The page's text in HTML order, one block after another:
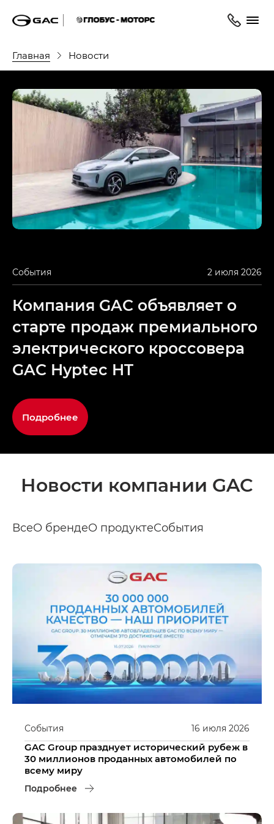
Главная Новости
События 2 июля 2026
Компания GAC объявляет о
старте продаж премиального
электрического кроссовера
GAC Hyptec HT
Подробнее
Новости компании GAC
ВсеО брендеО продуктеСобытия
16 июля 2026
События
GAC Group празднует исторический рубеж в
30 миллионов проданных автомобилей по
всему миру
Подробнее